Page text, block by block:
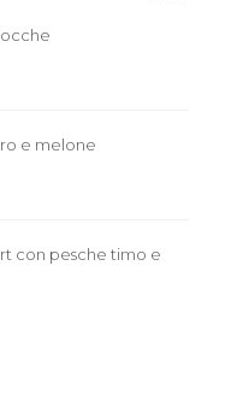
e melone
con pesche timo e